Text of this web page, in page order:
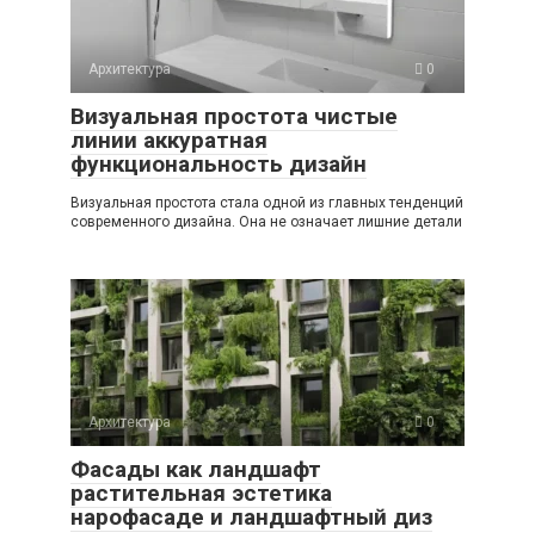
Архитектура 0
Визуальная простота чистые
линии аккуратная
функциональность дизайн
Визуальная простота стала одной из главных тенденций
современного дизайна. Она не означает лишние детали
Архитектура 0
Фасады как ландшафт
растительная эстетика
нарофасаде и ландшафтный диз